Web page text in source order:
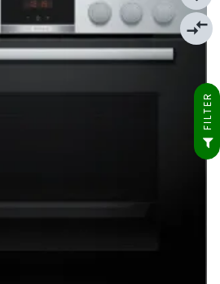
compare_arrows
FILTER